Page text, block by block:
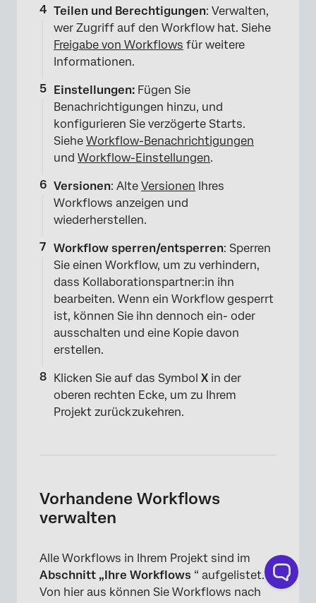
×
Teilen und Berechtigungen: Verwalten,
wer Zugriff auf den Workflow hat. Siehe
Freigabe von Workflows für weitere
Informationen.
Einstellungen: Fügen Sie
Benachrichtigungen hinzu, und
konfigurieren Sie verzögerte Starts.
Siehe Workflow-Benachrichtigungen
und Workflow-Einstellungen.
Versionen: Alte Versionen Ihres
Workflows anzeigen und
wiederherstellen.
Workflow sperren/entsperren: Sperren
Sie einen Workflow, um zu verhindern,
dass Kollaborationspartner:in ihn
bearbeiten. Wenn ein Workflow gesperrt
ist, können Sie ihn dennoch ein- oder
ausschalten und eine Kopie davon
erstellen.
Klicken Sie auf das Symbol X in der
oberen rechten Ecke, um zu Ihrem
Projekt zurückzukehren.
Vorhandene Workflows
verwalten
Alle Workflows in Ihrem Projekt sind im
Abschnitt „Ihre Workflows “ aufgelistet.
Von hier aus können Sie Workflows nach